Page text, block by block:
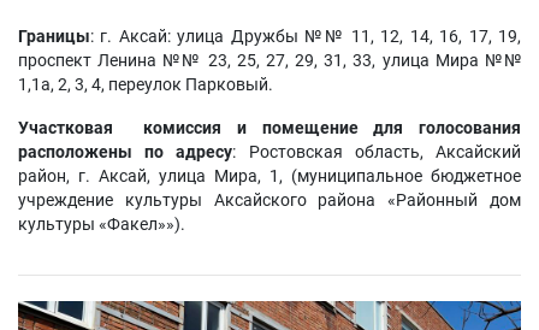
Границы: г. Аксай: улица Дружбы №№ 11, 12, 14, 16, 17, 19,
проспект Ленина №№ 23, 25, 27, 29, 31, 33, улица Мира №№
1,1а, 2, 3, 4, переулок Парковый.
Участковая комиссия и помещение для голосования
расположены по адресу: Ростовская область, Аксайский
район, г. Аксай, улица Мира, 1, (муниципальное бюджетное
учреждение культуры Аксайского района «Районный дом
культуры «Факел»»).